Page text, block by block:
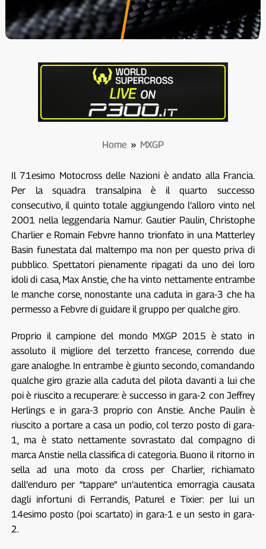
Home » MXGP
Il 71esimo Motocross delle Nazioni è andato alla Francia.
Per la squadra transalpina è il quarto successo
consecutivo, il quinto totale aggiungendo l’alloro vinto nel
2001 nella leggendaria Namur. Gautier Paulin, Christophe
Charlier e Romain Febvre hanno trionfato in una Matterley
Basin funestata dal maltempo ma non per questo priva di
pubblico. Spettatori pienamente ripagati da uno dei loro
idoli di casa, Max Anstie, che ha vinto nettamente entrambe
le manche corse, nonostante una caduta in gara-3 che ha
permesso a Febvre di guidare il gruppo per qualche giro.
Proprio il campione del mondo MXGP 2015 è stato in
assoluto il migliore del terzetto francese, correndo due
gare analoghe. In entrambe è giunto secondo, comandando
qualche giro grazie alla caduta del pilota davanti a lui che
poi è riuscito a recuperare: è successo in gara-2 con Jeffrey
Herlings e in gara-3 proprio con Anstie. Anche Paulin è
riuscito a portare a casa un podio, col terzo posto di gara-
1, ma è stato nettamente sovrastato dal compagno di
marca Anstie nella classifica di categoria. Buono il ritorno in
sella ad una moto da cross per Charlier, richiamato
dall’enduro per “tappare” un’autentica emorragia causata
dagli infortuni di Ferrandis, Paturel e Tixier: per lui un
14esimo posto (poi scartato) in gara-1 e un sesto in gara-
2.